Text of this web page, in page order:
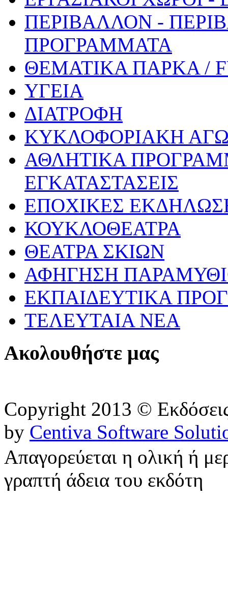
ΠΕΡΙΒΑΛΛΟΝ -
ΠΡΟΓΡΑΜΜΑΤΑ
ΘΕΜΑΤΙΚΑ ΠΑΡΚΑ /
ΥΓΕΙΑ
ΔΙΑΤΡΟΦΗ
ΚΥΚΛΟΦΟΡΙΑΚΗ
ΑΘΛΗΤΙΚΑ
ΕΓΚΑΤΑΣΤΑΣΕΙΣ
ΕΠΟΧΙΚΕΣ
ΚΟΥΚΛΟΘΕΑΤΡΑ
ΘΕΑΤΡΑ ΣΚΙΩΝ
ΑΦΗΓΗΣΗ
ΕΚΠΑΙΔΕΥΤΙΚΑ
ΤΕΛΕΥΤΑΙΑ ΝΕΑ
Ακολουθήστε μας
Copyright 2013 ©
by Centiva Software
Απαγορεύεται η ολική ή
γραπτή άδεια του εκδότη